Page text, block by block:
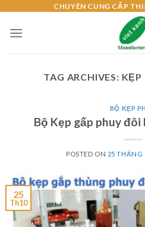
content
CHUYÊN CUNG CẤP
TAG ARCHIVES: KẸP
BỘ KẸP
Bộ Kẹp gấp phuy
POSTED ON 25 THÁNG
25
Th10